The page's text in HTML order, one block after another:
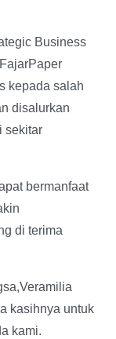
Business
kepada salah
disalurkan
sekitar
bermanfaat
di terima
kasihnya untuk
kami.